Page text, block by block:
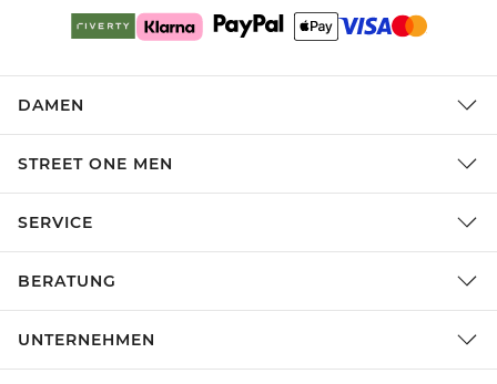
DAMEN
STREET ONE MEN
SERVICE
BERATUNG
UNTERNEHMEN